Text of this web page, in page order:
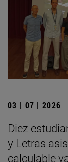
03 | 07 | 2026
Diez
y Letras
calculable